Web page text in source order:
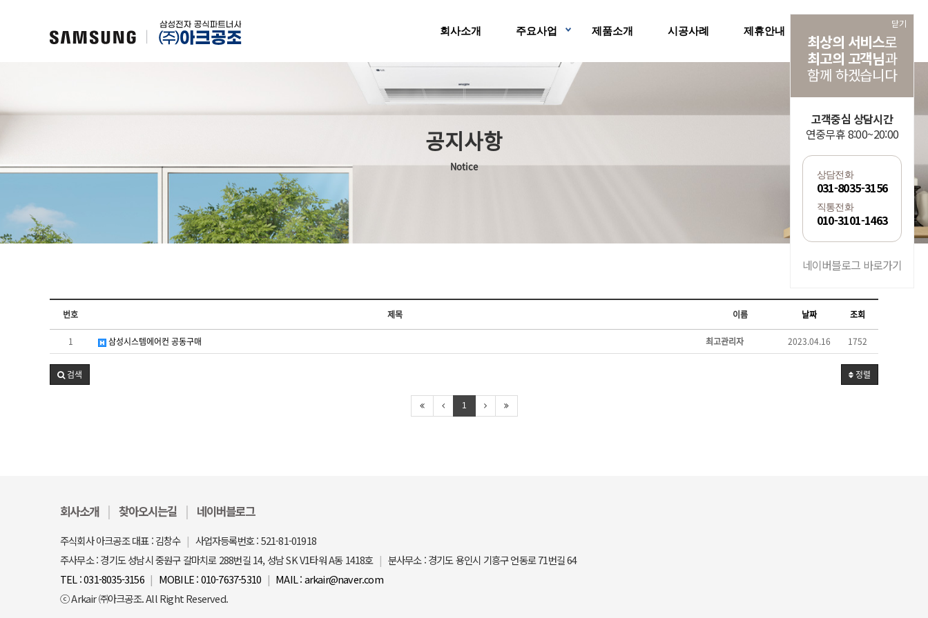
회사소개 주요사업 제품소개 시공사례 제휴안내
공지사항
Notice
닫기
최상의 서비스로
최고의 고객님과
함께 하겠습니다
고객중심 상담시간
연중무휴 8:00~20:00
상담전화
031-8035-3156
직통전화
010-3101-1463
네이버블로그 바로가기
번호 제목 이름 날짜 조회
1 삼성시스템에어컨 공동구매 최고관리자 2023.04.16 1752
정렬
검색
1
회사소개 찾아오시는길 네이버블로그
주식회사 아크공조 대표 : 김창수
사업자등록번호 : 521-81-01918
주사무소 : 경기도 성남시 중원구 갈마치로 288번길 14, 성남 SK V1타워 A동 1418호
분사무소 : 경기도 용인시 기흥구 언동로 71번길 64
TEL : 031-8035-3156
MOBILE : 010-7637-5310
MAIL : arkair@naver.com
ⓒ Arkair ㈜아크공조. All Right Reserved.